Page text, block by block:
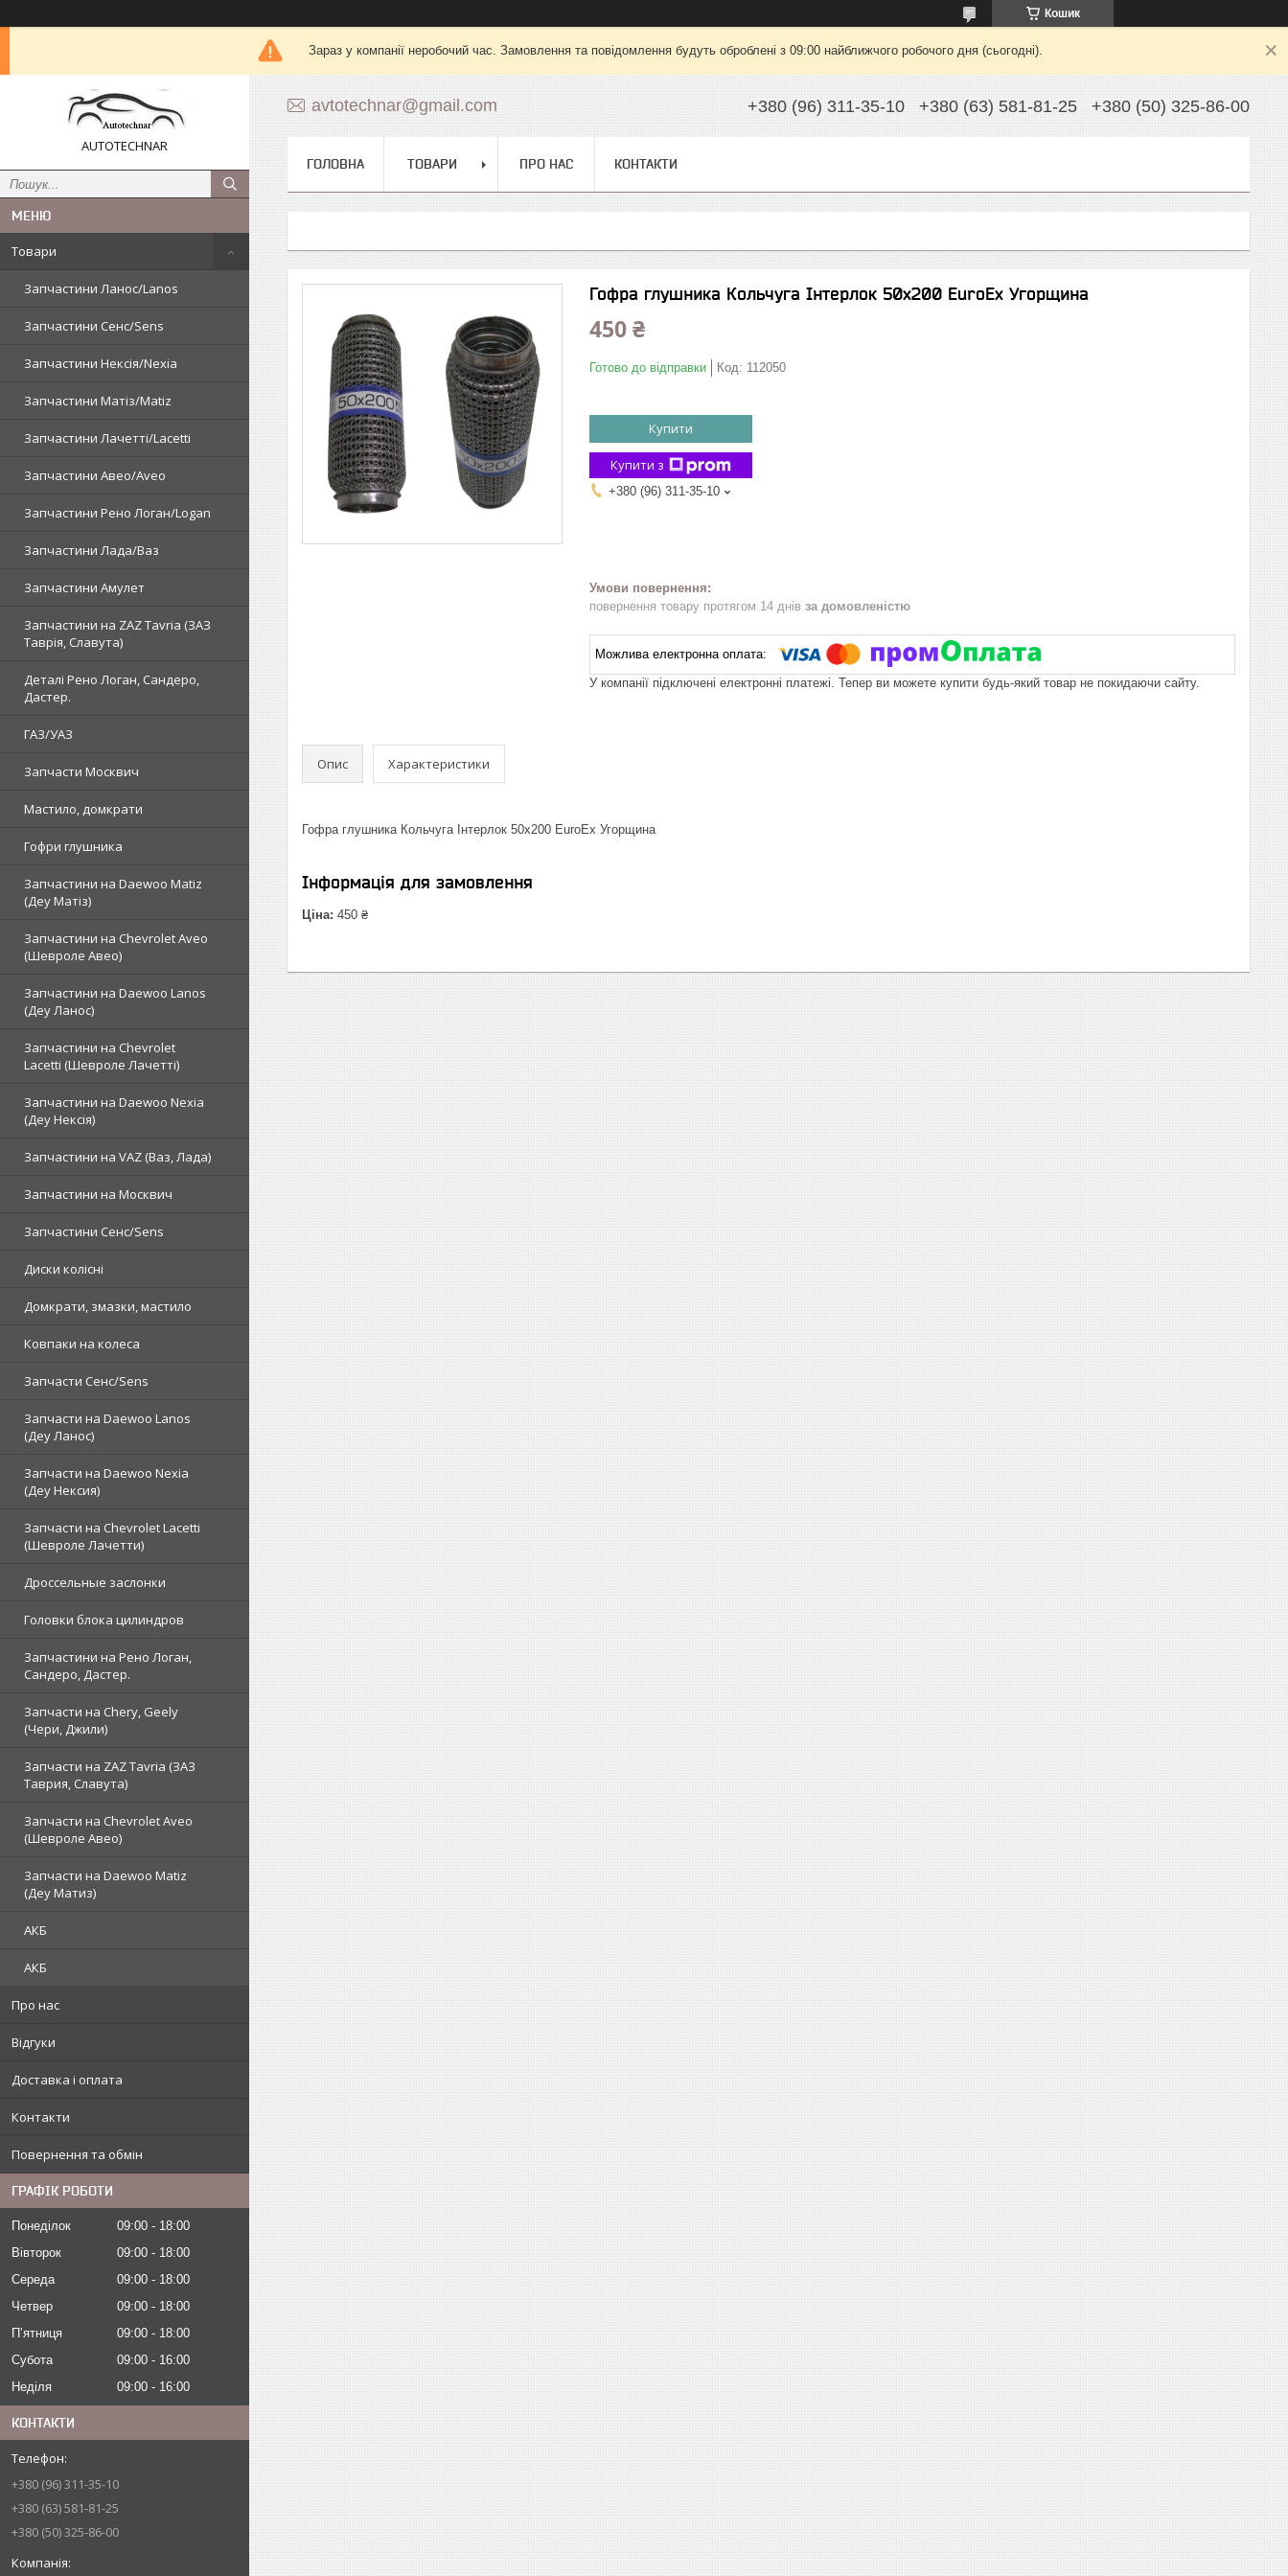
Кошик
Зараз у компанії неробочий час. Замовлення та повідомлення будуть оброблені з 09:00 найближчого робочого дня (сьогодні).
AUTOTECHNAR
Товари
Запчастини Ланос/Lanos
Запчастини Сенс/Sens
Запчастини Нексія/Nexia
Запчастини Матіз/Matiz
Запчастини Лачетті/Lacetti
Запчастини Авео/Aveo
Запчастини Рено Логан/Logan
Запчастини Лада/Ваз
Запчастини Амулет
Запчастини на ZAZ Tavria (ЗАЗ
Таврія, Славута)
Деталі Рено Логан, Сандеро,
Дастер.
ГАЗ/УАЗ
Запчасти Москвич
Мастило, домкрати
Гофри глушника
Запчастини на Daewoo Matiz
(Деу Матіз)
Запчастини на Chevrolet Aveo
(Шевроле Авео)
Запчастини на Daewoo Lanos
(Деу Ланос)
Запчастини на Chevrolet
Lacetti (Шевроле Лачетті)
Запчастини на Daewoo Nexia
(Деу Нексія)
Запчастини на VAZ (Ваз, Лада)
Запчастини на Москвич
Запчастини Сенс/Sens
Диски колісні
Домкрати, змазки, мастило
Ковпаки на колеса
Запчасти Сенс/Sens
Запчасти на Daewoo Lanos
(Деу Ланос)
Запчасти на Daewoo Nexia
(Деу Нексия)
Запчасти на Chevrolet Lacetti
(Шевроле Лачетти)
Дроссельные заслонки
Головки блока цилиндров
Запчастини на Рено Логан,
Сандеро, Дастер.
Запчасти на Chery, Geely
(Чери, Джили)
Запчасти на ZAZ Tavria (ЗАЗ
Таврия, Славута)
Запчасти на Chevrolet Aveo
(Шевроле Авео)
Запчасти на Daewoo Matiz
(Деу Матиз)
АКБ
АКБ
Про нас
Відгуки
Доставка і оплата
Контакти
Повернення та обмін
ГРАФІК РОБОТИ
Понеділок 09:00
18:00
Вівторок
09:00
18:00
Середа
09:00
18:00
Четвер
09:00
18:00
Пʼятниця
09:00
18:00
Субота
09:00
16:00
Неділя
09:00 16:00
КОНТАКТИ
+380 (96) 311-35-10
+380 (63) 581-81-25
+380 (50) 325-86-00
avtotechnar@gmail.com +380 (96) 311-35-10 +380 (63) 581-81-25 +380 (50) 325-86-00
ГОЛОВНА ТОВАРИ ПРО НАС КОНТАКТИ
Гофра глушника Кольчуга Інтерлок 50х200 EuroEx Угорщина
450 ₴
Готово до відправки Код: 112050
Купити
Купити з
+380 (96) 311-35-10
повернення товару протягом 14 днів за домовленістю
У компанії підключені електронні платежі. Тепер ви можете купити будь-який товар не покидаючи сайту.
Опис Характеристики
Гофра глушника Кольчуга Інтерлок 50х200 EuroEx Угорщина
Інформація для замовлення
Ціна: 450 ₴